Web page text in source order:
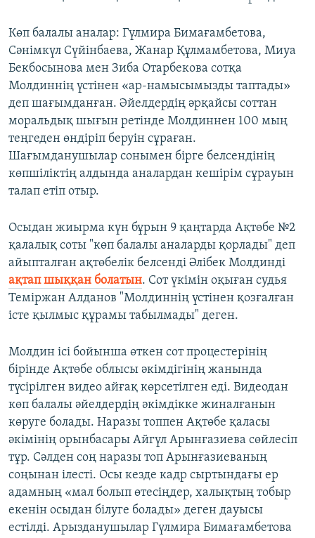
Көп балалы аналар: Гүлмира Бимағамбетова,
Сәнімкүл Сүйінбаева, Жанар Құлмамбетова, Миуа
Бекбосынова мен Зиба Отарбекова сотқа
Молдиннің үстінен «ар-намысымызды таптады»
деп шағымданған. Әйелдердің әрқайсы соттан
моральдық шығын ретінде Молдиннен 100 мың
теңгеден өндіріп беруін сұраған.
Шағымданушылар сонымен бірге белсендінің
көпшіліктің алдында аналардан кешірім сұрауын
талап етіп отыр.
Осыдан жиырма күн бұрын 9 қаңтарда Ақтөбе №2
қалалық соты "көп балалы аналарды қорлады" деп
айыпталған ақтөбелік белсенді Әлібек Молдинді
ақтап шыққан болатын. Сот үкімін оқыған судья
Теміржан Алданов "Молдиннің үстінен қозғалған
істе қылмыс құрамы табылмады" деген.
Молдин ісі бойынша өткен сот процестерінің
бірінде Ақтөбе облысы әкімдігінің жанында
түсірілген видео айғақ көрсетілген еді. Видеодан
көп балалы әйелдердің әкімдікке жиналғанын
көруге болады. Наразы топпен Ақтөбе қаласы
әкімінің орынбасары Айгүл Арынғазиева сөйлесіп
тұр. Сәлден соң наразы топ Арынғазиеваның
соңынан ілесті. Осы кезде кадр сыртындағы ер
адамның «мал болып өтесіңдер, халықтың тобыр
екенін осыдан білуге болады» деген дауысы
естілді. Арызданушылар Гүлмира Бимағамбетова